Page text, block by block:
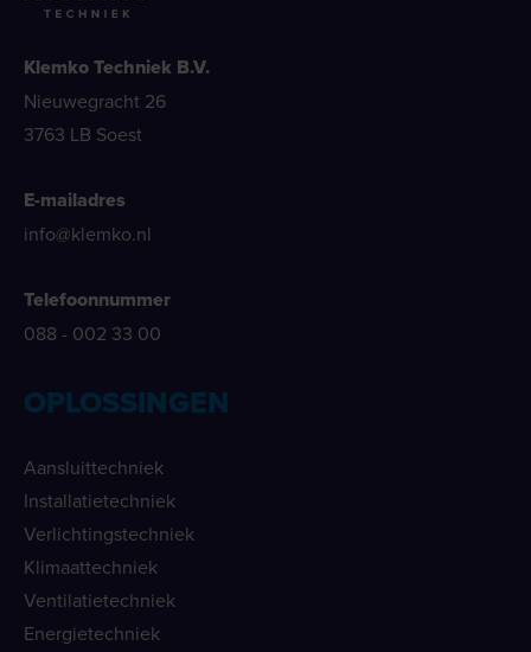
Klemko Techniek B.V.
Nieuwegracht 26
3763 LB Soest
E-mailadres
info@klemko.nl
Telefoonnummer
088 - 002 33 00
OPLOSSINGEN
Aansluittechniek
Installatietechniek
Verlichtingstechniek
Klimaattechniek
Ventilatietechniek
Energietechniek